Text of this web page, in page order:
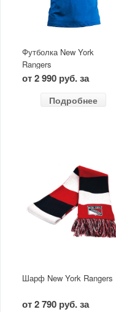
Футболка New York
Rangers
от 2 990 руб. за
Подробнее
Шарф New York Rangers
от 2 790 руб. за